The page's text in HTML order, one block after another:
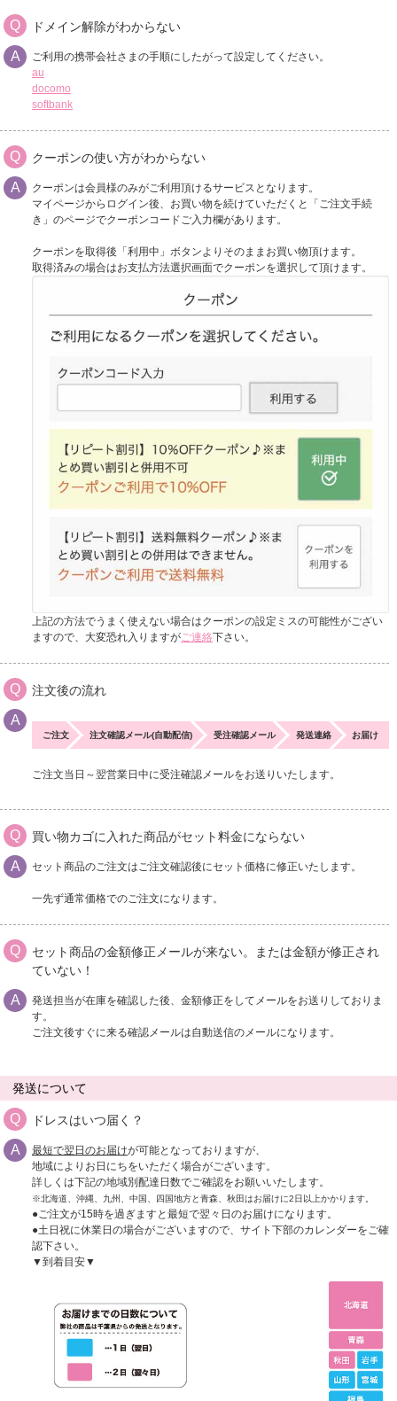
ドメイン解除がわからない
ご利用の携帯会社さまの手順にしたがって設定してください。
au
docomo
softbank
クーポンの使い方がわからない
クーポンは会員様のみがご利用頂けるサービスとなります。
マイページからログイン後、お買い物を続けていただくと「ご注文手続
き」のページでクーポンコードご入力欄があります。
クーポンを取得後「利用中」ボタンよりそのままお買い物頂けます。
取得済みの場合はお支払方法選択画面でクーポンを選択して頂けます。
上記の方法でうまく使えない場合はクーポンの設定ミスの可能性がござい
ますので、大変恐れ入りますがご連絡下さい。
注文後の流れ
ご注文 注文確認メール(自動配信) 受注確認メール 発送連絡 お届け
ご注文当日～翌営業日中に受注確認メールをお送りいたします。
買い物カゴに入れた商品がセット料金にならない
セット商品のご注文はご注文確認後にセット価格に修正いたします。
一先ず通常価格でのご注文になります。
セット商品の金額修正メールが来ない。または金額が修正され
ていない！
発送担当が在庫を確認した後、金額修正をしてメールをお送りしておりま
す。
ご注文後すぐに来る確認メールは自動送信のメールになります。
発送について
ドレスはいつ届く？
最短で翌日のお届けが可能となっておりますが、
地域によりお日にちをいただく場合がございます。
詳しくは下記の地域別配達日数でご確認をお願いいたします。
※北海道、沖縄、九州、中国、四国地方と青森、秋田はお届けに2日以上かかります。
●ご注文が15時を過ぎますと最短で翌々日のお届けになります。
●土日祝に休業日の場合がございますので、サイト下部のカレンダーをご確
認下さい。
▼到着目安▼